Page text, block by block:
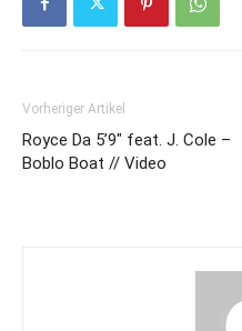
Vorheriger Artikel
Royce Da 5’9″ feat. J. Cole –
Boblo Boat // Video